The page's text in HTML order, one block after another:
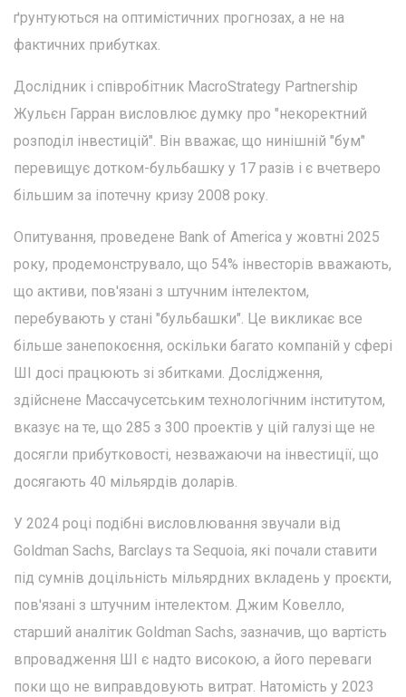
ґрунтуються на оптимістичних прогнозах, а не на
фактичних прибутках.
Дослідник і співробітник MacroStrategy Partnership
Жульєн Гарран висловлює думку про "некоректний
розподіл інвестицій". Він вважає, що нинішній "бум"
перевищує дотком-бульбашку у 17 разів і є вчетверо
більшим за іпотечну кризу 2008 року.
Опитування, проведене Bank of America у жовтні 2025
року, продемонструвало, що 54% інвесторів вважають,
що активи, пов'язані з штучним інтелектом,
перебувають у стані "бульбашки". Це викликає все
більше занепокоєння, оскільки багато компаній у сфері
ШІ досі працюють зі збитками. Дослідження,
здійснене Массачусетським технологічним інститутом,
вказує на те, що 285 з 300 проектів у цій галузі ще не
досягли прибутковості, незважаючи на інвестиції, що
досягають 40 мільярдів доларів.
У 2024 році подібні висловлювання звучали від
Goldman Sachs, Barclays та Sequoia, які почали ставити
під сумнів доцільність мільярдних вкладень у проєкти,
пов'язані з штучним інтелектом. Джим Ковелло,
старший аналітик Goldman Sachs, зазначив, що вартість
впровадження ШІ є надто високою, а його переваги
поки що не виправдовують витрат. Натомість у 2023